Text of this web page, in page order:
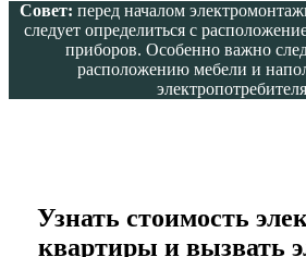
Совет: перед началом
следует определиться с
приборов. Особенно важно
расположению мебели и
Узнать стоимость
квартиры и вызвать